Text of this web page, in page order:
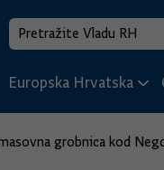
Europska Hrvatska
grobnica kod